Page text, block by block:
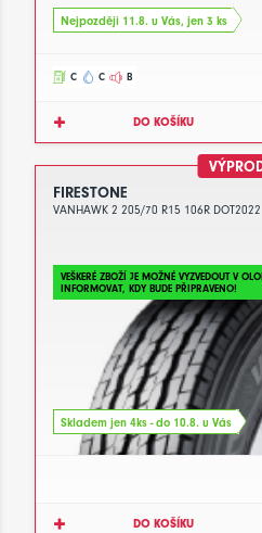
Nejpozději 11.8. u Vás, jen 3 ks
C C B
DO KOŠÍKU
FIRESTONE
VANHAWK 2 205/70 R15 106R DOT2022
VEŠKERÉ ZBOŽÍ JE MOŽNÉ VYZVEDOUT V
INFORMOVAT, KDY BUDE PŘIPRAVENO!
Skladem jen 4ks - do 10.8. u Vás
DO KOŠÍKU